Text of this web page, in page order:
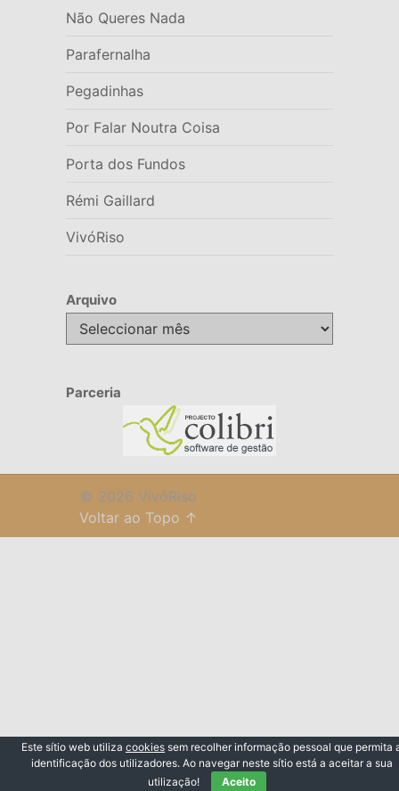
Não Queres Nada
Parafernalha
Pegadinhas
Por Falar Noutra Coisa
Porta dos Fundos
Rémi Gaillard
VivóRiso
Arquivo
Arquivo
Parceria
© 2026 VivóRiso
Voltar ao Topo ↑
Este sítio web utiliza cookies sem recolher informação pessoal que permita
identificação dos utilizadores. Ao navegar neste sítio está a aceitar a sua
utilização!
Aceito